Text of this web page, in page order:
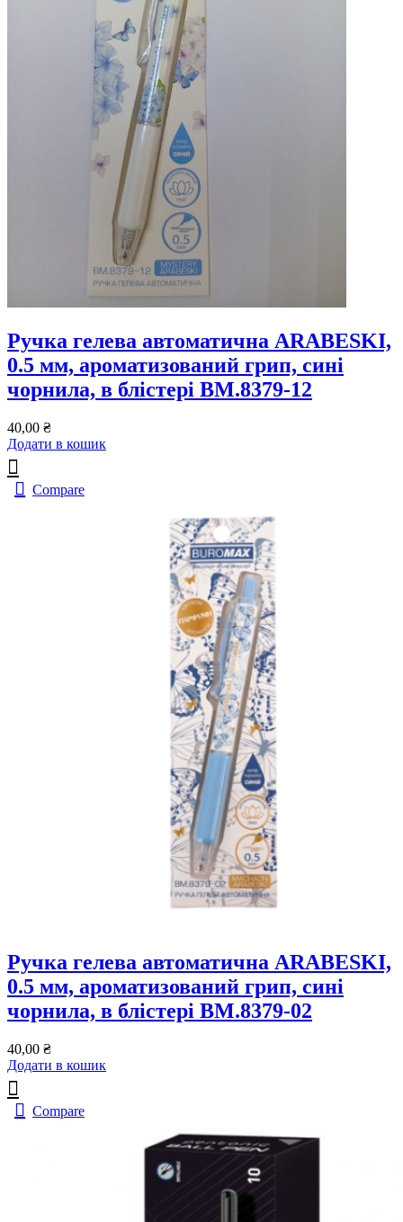
Ручка гелева автоматична ARABESKI,
0.5 мм, ароматизований грип, сині
чорнила, в блістері BM.8379-12
40,00 ₴
Додати в кошик
Compare
Ручка гелева автоматична ARABESKI,
0.5 мм, ароматизований грип, сині
чорнила, в блістері BM.8379-02
40,00 ₴
Додати в кошик
Compare